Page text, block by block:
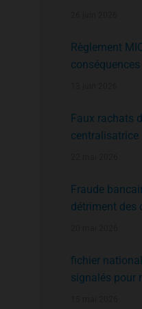
Règlement
Faux rachats
centralisatrice
Fraude
détriment des
fichier
signalés pour